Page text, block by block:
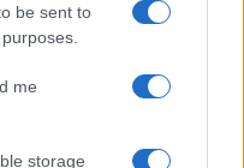
be sent to
me
storage
donna: comfort